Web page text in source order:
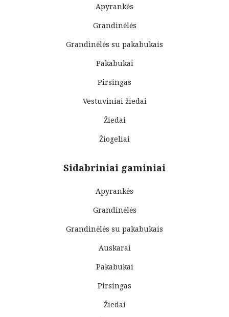
Apyrankės
Grandinėlės
Grandinėlės su pakabukais
Pakabukai
Pirsingas
Vestuviniai žiedai
Žiedai
Žiogeliai
Sidabriniai gaminiai
Apyrankės
Grandinėlės
Grandinėlės su pakabukais
Auskarai
Pakabukai
Pirsingas
Žiedai